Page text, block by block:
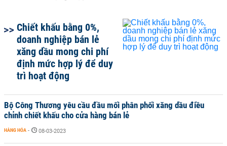
Chiết khấu bằng 0%,
doanh nghiệp bán lẻ
xăng dầu mong chi phí
định mức hợp lý để duy
trì hoạt động
Bộ Công Thương yêu cầu đầu mối phân phối xăng dầu điều
chỉnh chiết khấu cho cửa hàng bán lẻ
HÀNG HÓA - 08-03-2023